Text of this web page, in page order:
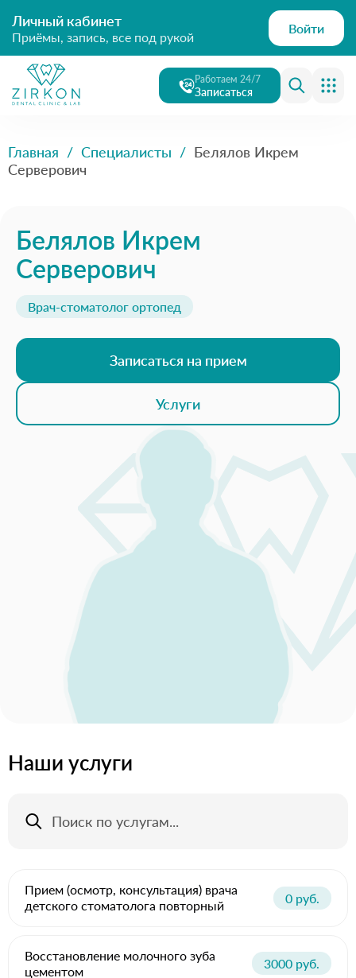
Личный кабинет
Приёмы, запись, все под рукой
Войти
Работаем 24/7
Записаться
Главная / Специалисты / Белялов Икрем
Серверович
Белялов Икрем
Серверович
Врач-стоматолог ортопед
Записаться на прием
Услуги
Наши услуги
Прием (осмотр, консультация) врача
детского стоматолога повторный
0 руб.
Восстановление молочного зуба
цементом
3000 руб.